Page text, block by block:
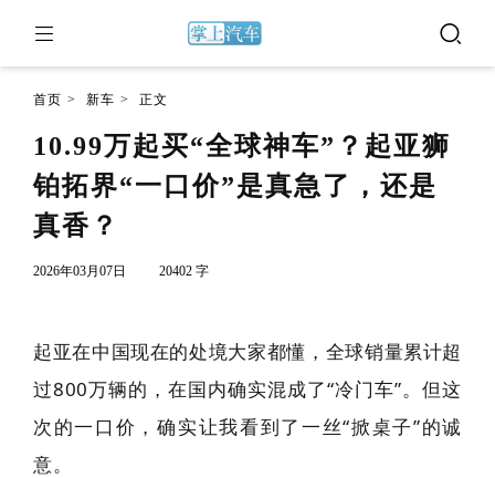
首页 > 新车 > 正文
10.99万起买“全球神车”？起亚狮
铂拓界“一口价”是真急了，还是
真香？
2026年03月07日 20402 字
起亚在中国现在的处境大家都懂，全球销量累计超
过800万辆的，在国内确实混成了“冷门车”。但这
次的一口价，确实让我看到了一丝“掀桌子”的诚
意。